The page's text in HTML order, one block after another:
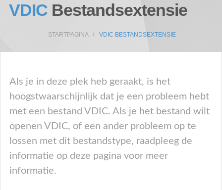
VDIC Bestandsextensie
STARTPAGINA VDIC BESTANDSEXTENSIE
Als je in deze plek heb geraakt, is het
hoogstwaarschijnlijk dat je een probleem hebt
met een bestand VDIC. Als je het bestand wilt
openen VDIC, of een ander probleem op te
lossen met dit bestandstype, raadpleeg de
informatie op deze pagina voor meer
informatie.